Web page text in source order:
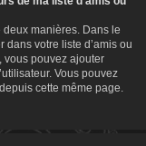
manières. Dans le
dans votre liste d’amis ou
vous pouvez ajouter
Vous pouvez
cette même page.